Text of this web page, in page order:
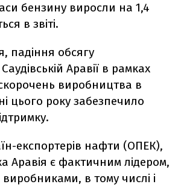
бензину виросли на 1,4
в звіті.
падіння обсягу
Аравії в рамках
виробництва в
цього року забезпечило
експортерів нафти (ОПЕК),
Аравія є фактичним лідером,
в тому числі і